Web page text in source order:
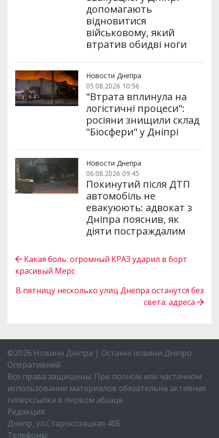
допомагають
відновитися
військовому, який
втратив обидві ноги
Новости Днепра
05.08.2026 10:56
"Втрата вплинула на
логістичні процеси":
росіяни знищили склад
"Біосфери" у Дніпрі
Новости Днепра
06.08.2026 09:45
Покинутий після ДТП
автомобіль не
евакуюють: адвокат з
Дніпра пояснив, як
діяти постраждалим
Какая боль: огромный КРАЗ ударил в борт
красивый Мерс
В пятницу несколько улиц Днепра останутся без
света: адреса
©2026 Новини Дніпра | Останні новини Дніпро
Оперативний
Все права защищены. При полном или частичном
использовании материалов обязательна активная
гиперссылка в первом абзаце.
Редакция:
Днепр, ул.Старокозацкая 40Б
Телефоны: